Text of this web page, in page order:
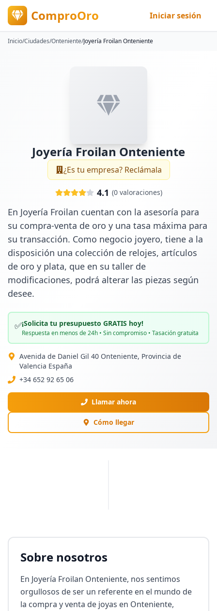
ComproOro Iniciar sesión
Inicio/Ciudades/Onteniente/Joyería Froilan Onteniente
Joyería Froilan Onteniente
¿Es tu empresa? Reclámala
4.1 (0valoraciones)
En Joyería Froilan cuentan con la asesoría para
su compra-venta de oro y una tasa máxima para
su transacción. Como negocio joyero, tiene a la
disposición una colección de relojes, artículos
de oro y plata, que en su taller de
modificaciones, podrá alterar las piezas según
desee.
✅¡Solicita tu presupuesto GRATIS hoy!
Respuesta en menos de 24h • Sin compromiso • Tasación gratuita
Avenida de Daniel Gil 40 Onteniente, Provincia de
Valencia España
+34 652 92 65 06
Llamar ahora
Cómo llegar
Sobre nosotros
En Joyería Froilan Onteniente, nos sentimos
orgullosos de ser un referente en el mundo de
la compra y venta de joyas en Onteniente,